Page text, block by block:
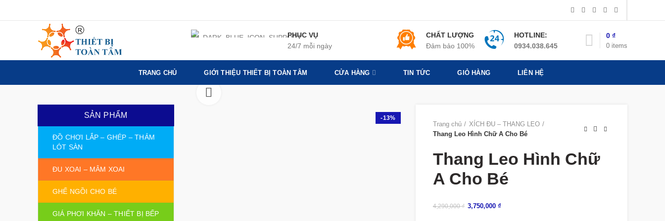
PHỤC VỤ
24/7 mỗi ngày
CHẤT LƯỢNG
Đảm bảo 100%
HOTLINE:
0934.038.645
0 items
0 ₫
TRANG CHỦ GIỚI THIỆU THIẾT BỊ TOÀN TÂM CỬA HÀNG TIN TỨC GIỎ HÀNG LIÊN HỆ
-13%
Trang chủ
XÍCH ĐU – THANG LEO
Thang Leo Hình Chữ A Cho Bé
Thang Leo Hình Chữ
A Cho Bé
4,290,000₫ 3,750,000 ₫
SẢN PHẨM
ĐỒ CHƠI LẮP – GHÉP – THẢM
LÓT SÀN
ĐU XOAI – MÂM XOAI
GHẾ NGỒI CHO BÉ
GIÁ PHƠI KHĂN – THIẾT BỊ BẾP